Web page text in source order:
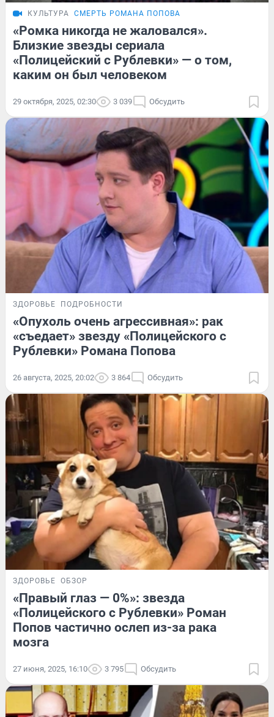
КУЛЬТУРА СМЕРТЬ РОМАНА ПОПОВА
«Ромка никогда не жаловался».
Близкие звезды сериала
«Полицейский с Рублевки» — о том,
каким он был человеком
29 октября, 2025, 02:30 3 039 Обсудить
ЗДОРОВЬЕ ПОДРОБНОСТИ
«Опухоль очень агрессивная»: рак
«съедает» звезду «Полицейского с
Рублевки» Романа Попова
26 августа, 2025, 20:02 3 864 Обсудить
ЗДОРОВЬЕ ОБЗОР
«Правый глаз — 0%»: звезда
«Полицейского с Рублевки» Роман
Попов частично ослеп из-за рака
мозга
27 июня, 2025, 16:10 3 795 Обсудить